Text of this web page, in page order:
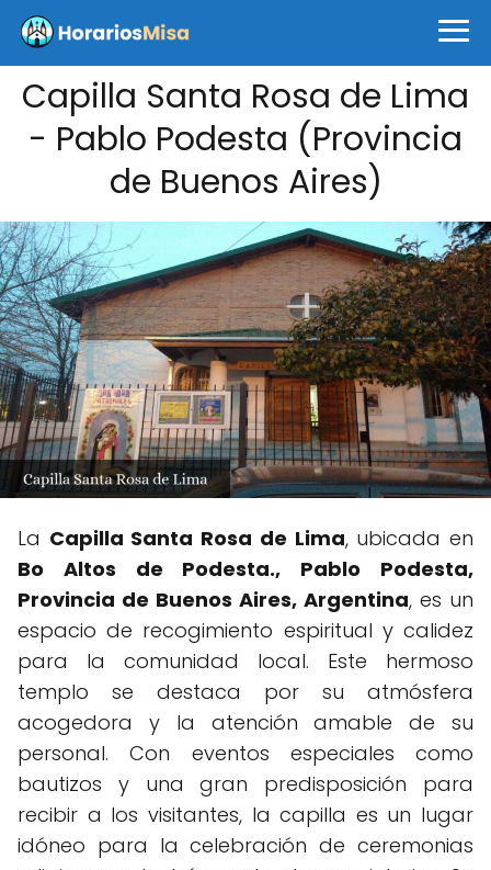
Capilla Santa Rosa de Lima
- Pablo Podesta (Provincia
de Buenos Aires)
La Capilla Santa Rosa de Lima, ubicada en
Bo Altos de Podesta., Pablo Podesta,
Provincia de Buenos Aires, Argentina, es un
espacio de recogimiento espiritual y calidez
para la comunidad local. Este hermoso
templo se destaca por su atmósfera
acogedora y la atención amable de su
personal. Con eventos especiales como
bautizos y una gran predisposición para
recibir a los visitantes, la capilla es un lugar
idóneo para la celebración de ceremonias